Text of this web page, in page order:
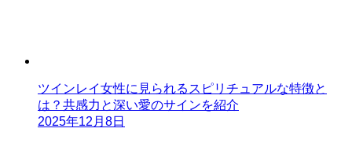
ツインレイ女性に見られるスピリチュアルな特徴と
は？共感力と深い愛のサインを紹介
2025年12月8日